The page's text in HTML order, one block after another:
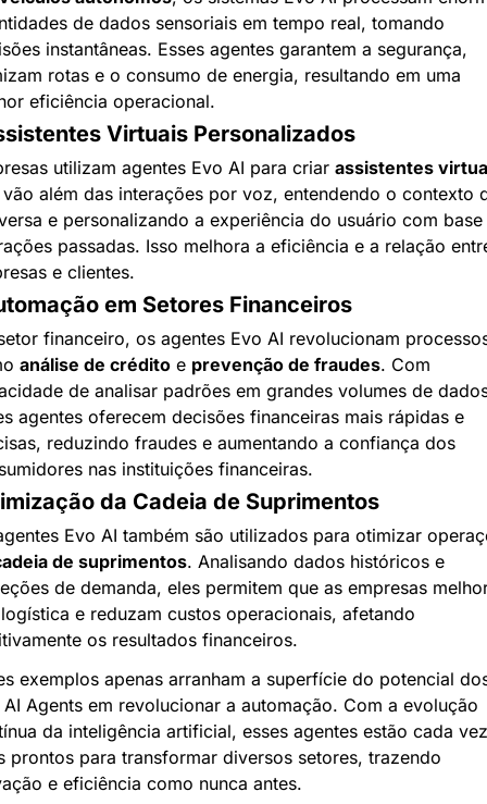
de dados sensoriais em tempo real, tomando
instantâneas. Esses agentes garantem a segurança,
rotas e o consumo de energia, resultando em uma
eficiência operacional.
Virtuais Personalizados
utilizam agentes Evo AI para criar assistentes
além das interações por voz, entendendo o contexto
e personalizando a experiência do usuário com base
passadas. Isso melhora a eficiência e a relação
e clientes.
em Setores Financeiros
financeiro, os agentes Evo AI revolucionam
análise de crédito e prevenção de fraudes. Com
de analisar padrões em grandes volumes de
agentes oferecem decisões financeiras mais rápidas e
reduzindo fraudes e aumentando a confiança dos
nas instituições financeiras.
da Cadeia de Suprimentos
Evo AI também são utilizados para otimizar
de suprimentos. Analisando dados históricos e
de demanda, eles permitem que as empresas
e reduzam custos operacionais, afetando
os resultados financeiros.
exemplos apenas arranham a superfície do potencial
AI Agents em revolucionar a automação. Com a evolução
da inteligência artificial, esses agentes estão cada vez
prontos para transformar diversos setores, trazendo
e eficiência como nunca antes.